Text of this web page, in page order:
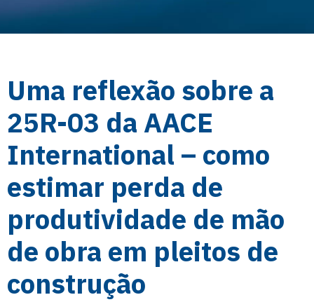
Uma reflexão sobre a
25R-03 da AACE
International – como
estimar perda de
produtividade de mão
de obra em pleitos de
construção